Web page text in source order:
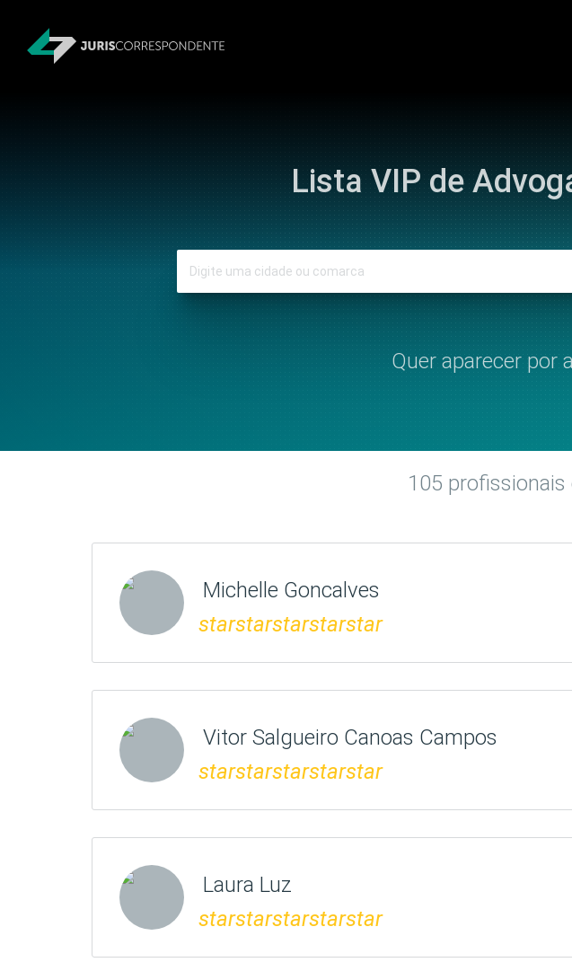
Lista VIP de
Quer aparecer por
105
Michelle Goncalves
starstarstarstarstar
Vitor Salgueiro Canoas Campos
starstarstarstarstar
Laura Luz
starstarstarstarstar